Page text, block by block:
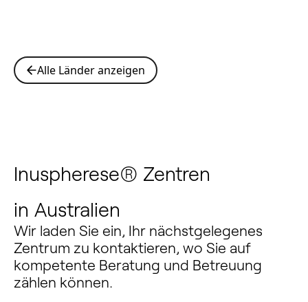
Alle Länder anzeigen
Inuspherese® Zentren
in Australien
Wir laden Sie ein, Ihr nächstgelegenes
Zentrum zu kontaktieren, wo Sie auf
kompetente Beratung und Betreuung
zählen können.